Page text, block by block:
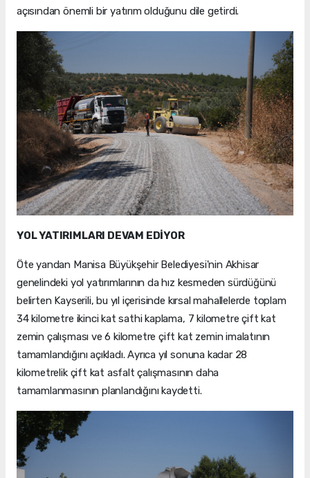
açısından önemli bir yatırım olduğunu dile getirdi.
YOL YATIRIMLARI DEVAM EDİYOR
Öte yandan Manisa Büyükşehir Belediyesi'nin Akhisar
genelindeki yol yatırımlarının da hız kesmeden sürdüğünü
belirten Kayserili, bu yıl içerisinde kırsal mahallelerde toplam
34 kilometre ikinci kat sathi kaplama, 7 kilometre çift kat
zemin çalışması ve 6 kilometre çift kat zemin imalatının
tamamlandığını açıkladı. Ayrıca yıl sonuna kadar 28
kilometrelik çift kat asfalt çalışmasının daha
tamamlanmasının planlandığını kaydetti.